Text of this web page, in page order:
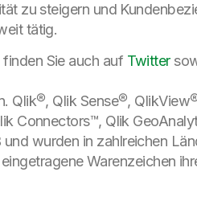
zu steigern und
tätig.
Sie auch auf Twitter
Qlik Sense®,
Connectors™, Qlik
wurden in zahlreichen
Warenzeichen